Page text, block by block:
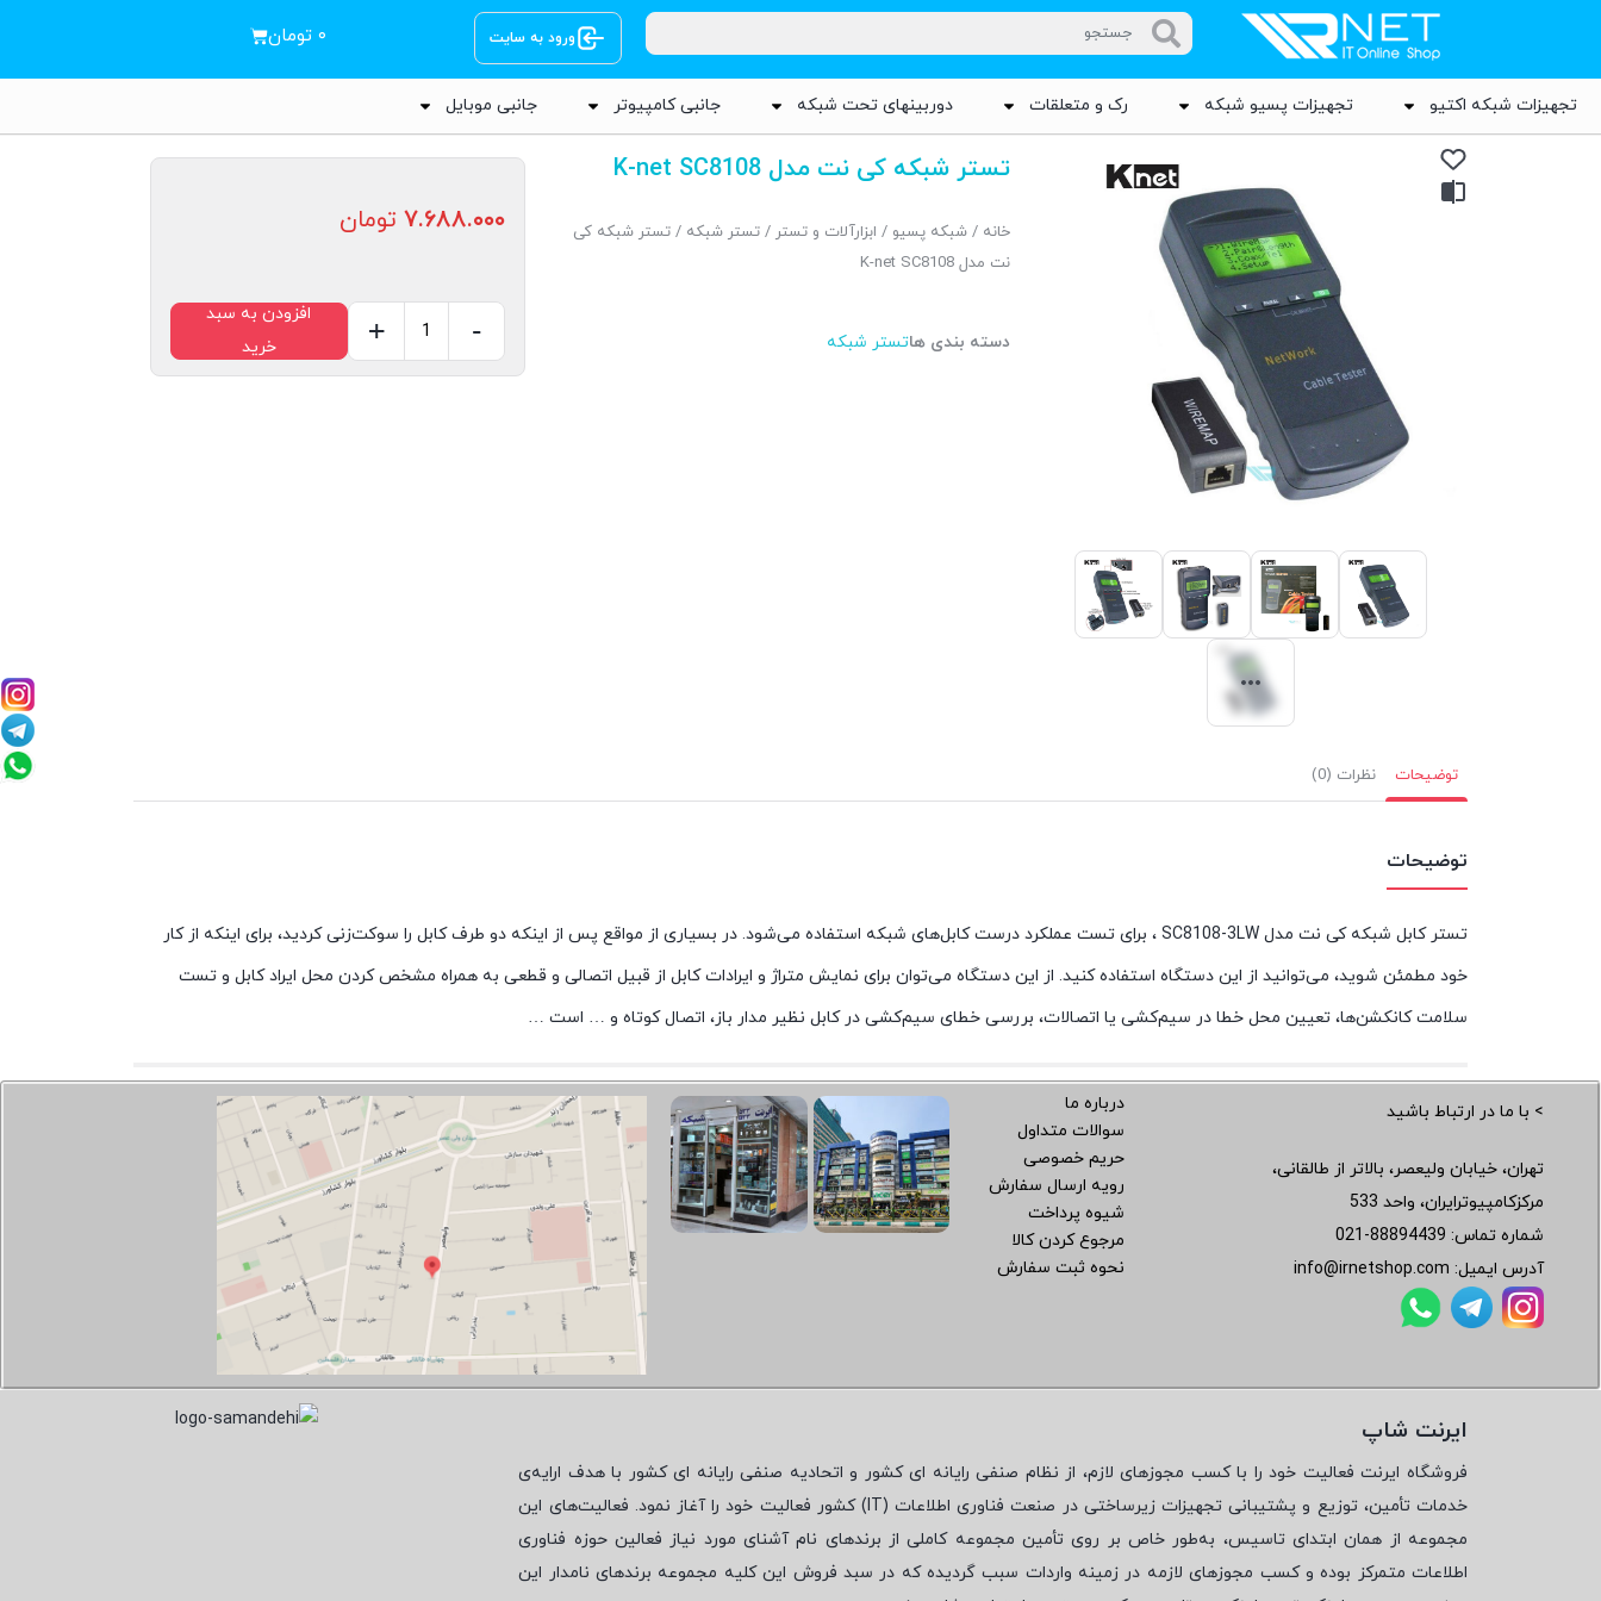
ورود به سایت ۰ تومان
تجهیزات شبکه اکتیو تجهیزات پسیو شبکه رک و متعلقات دوربینهای تحت شبکه جانبی کامپیوتر جانبی موبایل
تستر شبکه کی نت مدل K-net SC8108
خانه /شبکه پسیو / ابزارآلات و تستر /تستر شبکه / تستر شبکه کی
نت مدل K-net SC8108
دسته بندی هاتستر شبکه
۷.۶۸۸.۰۰۰ تومان
-
+
افزودن به سبد
خرید
توضیحات نظرات (0)
توضیحات
تستر کابل شبکه کی نت مدل SC8108-3LW ، برای تست عملکرد درست کابل‌های شبکه استفاده می‌شود. در بسیاری از مواقع پس از اینکه دو طرف کابل را سوکت‌زنی کردید، برای اینکه از کار
خود مطمئن شوید، می‌توانید از این دستگاه استفاده کنید. از این دستگاه می‌توان برای نمایش متراژ و ایرادات کابل از قبیل اتصالی و قطعی به همراه مشخص کردن محل ایراد کابل و تست
سلامت کانکشن‌ها، تعیین محل خطا در سیم‌کشی یا اتصالات، بررسی خطای سیم‌کشی در کابل نظیر مدار باز، اتصال کوتاه و … است …
> با ما در ارتباط باشید
تهران، خیابان ولیعصر، بالاتر از طالقانی،
مرکزکامپیوترایران، واحد 533
شماره تماس: 021-88894439
آدرس ایمیل: info@irnetshop.com
درباره ما
سوالات متداول
حریم خصوصی
رویه ارسال سفارش
شیوه پرداخت
مرجوع کردن کالا
نحوه ثبت سفارش
ایرنت شاپ
فروشگاه ایرنت فعالیت خود را با کسب مجوزهای لازم، از نظام صنفی رایانه ای کشور و اتحادیه صنفی رایانه ای کشور با هدف ارایه‌ی
خدمات تأمین، توزیع و پشتیبانی تجهیزات زیرساختی در صنعت فناوری اطلاعات ( IT) کشور فعالیت خود را آغاز نمود. فعالیت‌های این
مجموعه از همان ابتدای تاسیس، به‌طور خاص بر روی تأمین مجموعه کاملی از برندهای نام آشنای مورد نیاز فعالین حوزه فناوری
اطلاعات متمرکز بوده و کسب مجوزهای لازمه در زمینه واردات سبب گردیده که در سبد فروش این کلیه مجموعه برندهای نامدار این